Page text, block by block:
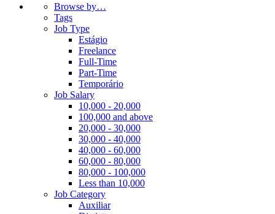
Browse by…
Tags
Job Type
Estágio
Freelance
Full-Time
Part-Time
Temporário
Job Salary
10,000 - 20,000
100,000 and above
20,000 - 30,000
30,000 - 40,000
40,000 - 60,000
60,000 - 80,000
80,000 - 100,000
Less than 10,000
Job Category
Auxiliar